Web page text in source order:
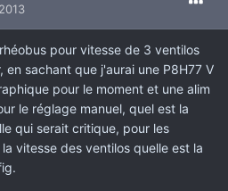
pour vitesse de 3 ventilos
sachant que j'aurai une P8H77 V
pour le moment et une alim
le réglage manuel, quel est la
qui serait critique, pour les
vitesse des ventilos quelle est la